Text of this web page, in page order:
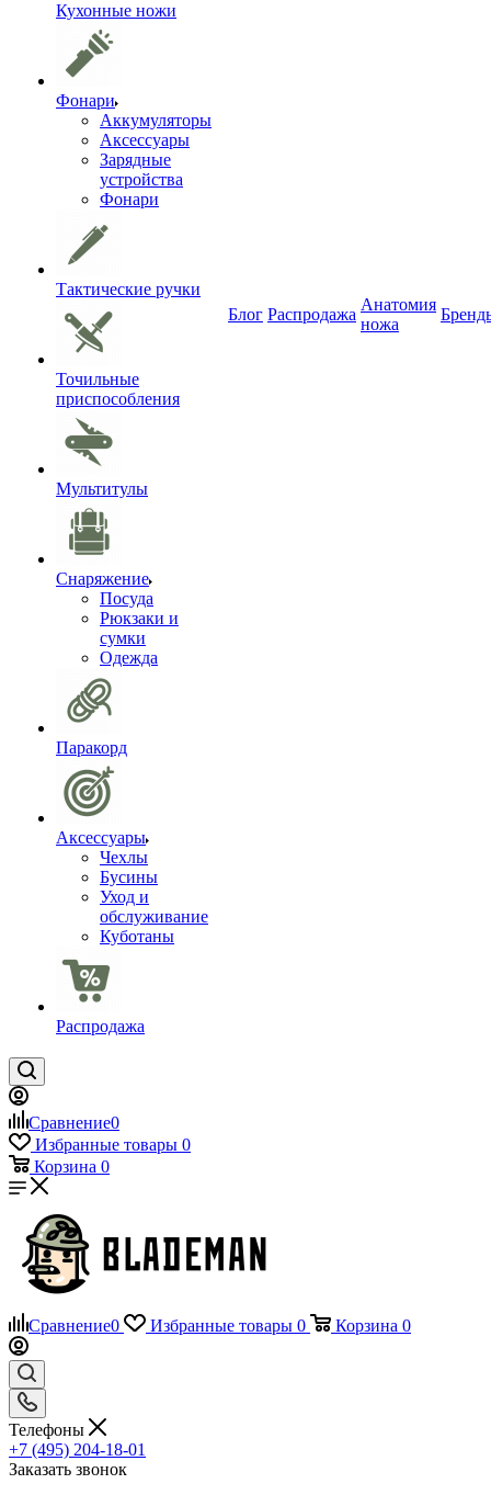
Кухонные ножи
Фонари
Аккумуляторы
Аксессуары
Зарядные
устройства
Фонари
Тактические ручки
Точильные
приспособления
Мультитулы
Снаряжение
Посуда
Рюкзаки и
сумки
Одежда
Паракорд
Аксессуары
Чехлы
Бусины
Уход и
обслуживание
Куботаны
Распродажа
Блог Распродажа
Анатомия
ножа
Сравнение0
Избранные товары 0
Корзина 0
Сравнение0 Избранные товары 0 Корзина 0
Телефоны
+7 (495) 204-18-01
Заказать звонок